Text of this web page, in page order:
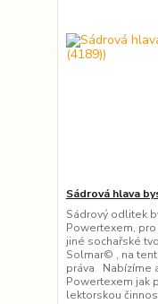
Sádrová hlava
Sádrový odlitek
Powertexem,
jiné sochařské
Solmar© , na
práva Nabízíme
Powertexem jak
lektorskou